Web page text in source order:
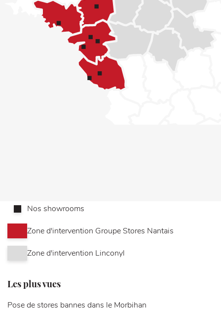
Nos showrooms
Zone d'intervention Groupe Stores Nantais
Zone d'intervention Linconyl
Les plus vues
Pose de stores bannes dans le Morbihan